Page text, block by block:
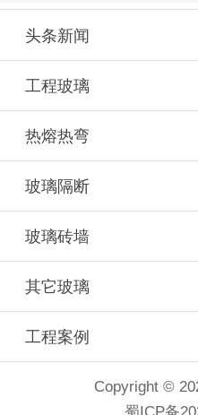
头条新闻
工程玻璃
热熔热弯
玻璃隔断
玻璃砖墙
其它玻璃
工程案例
Copyright ©
蜀ICP备